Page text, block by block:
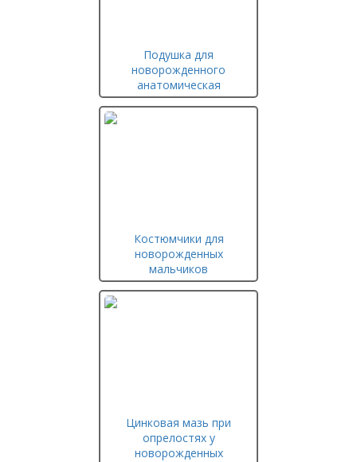
Подушка для
новорожденного
анатомическая
Костюмчики для
новорожденных
мальчиков
Цинковая мазь при
опрелостях у
новорожденных